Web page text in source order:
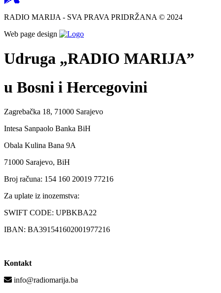
RADIO MARIJA - SVA PRAVA PRIDRŽANA © 2024
Web page design
Udruga „RADIO MARIJA”
u Bosni i Hercegovini
Zagrebačka 18, 71000 Sarajevo
Intesa Sanpaolo Banka BiH
Obala Kulina Bana 9A
71000 Sarajevo, BiH
Broj računa: 154 160 20019 77216
Za uplate iz inozemstva:
SWIFT CODE: UPBKBA22
IBAN: BA391541602001977216
Kontakt
info@radiomarija.ba